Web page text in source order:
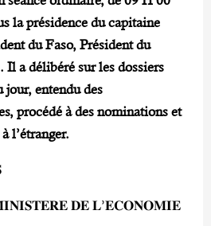
la présidence du capitaine
du Faso, Président du
Il a délibéré sur les dossiers
jour, entendu des
procédé à des nominations et
l’étranger.
𝐃𝐄 𝐋’𝐄𝐂𝐎𝐍𝐎𝐌𝐈𝐄